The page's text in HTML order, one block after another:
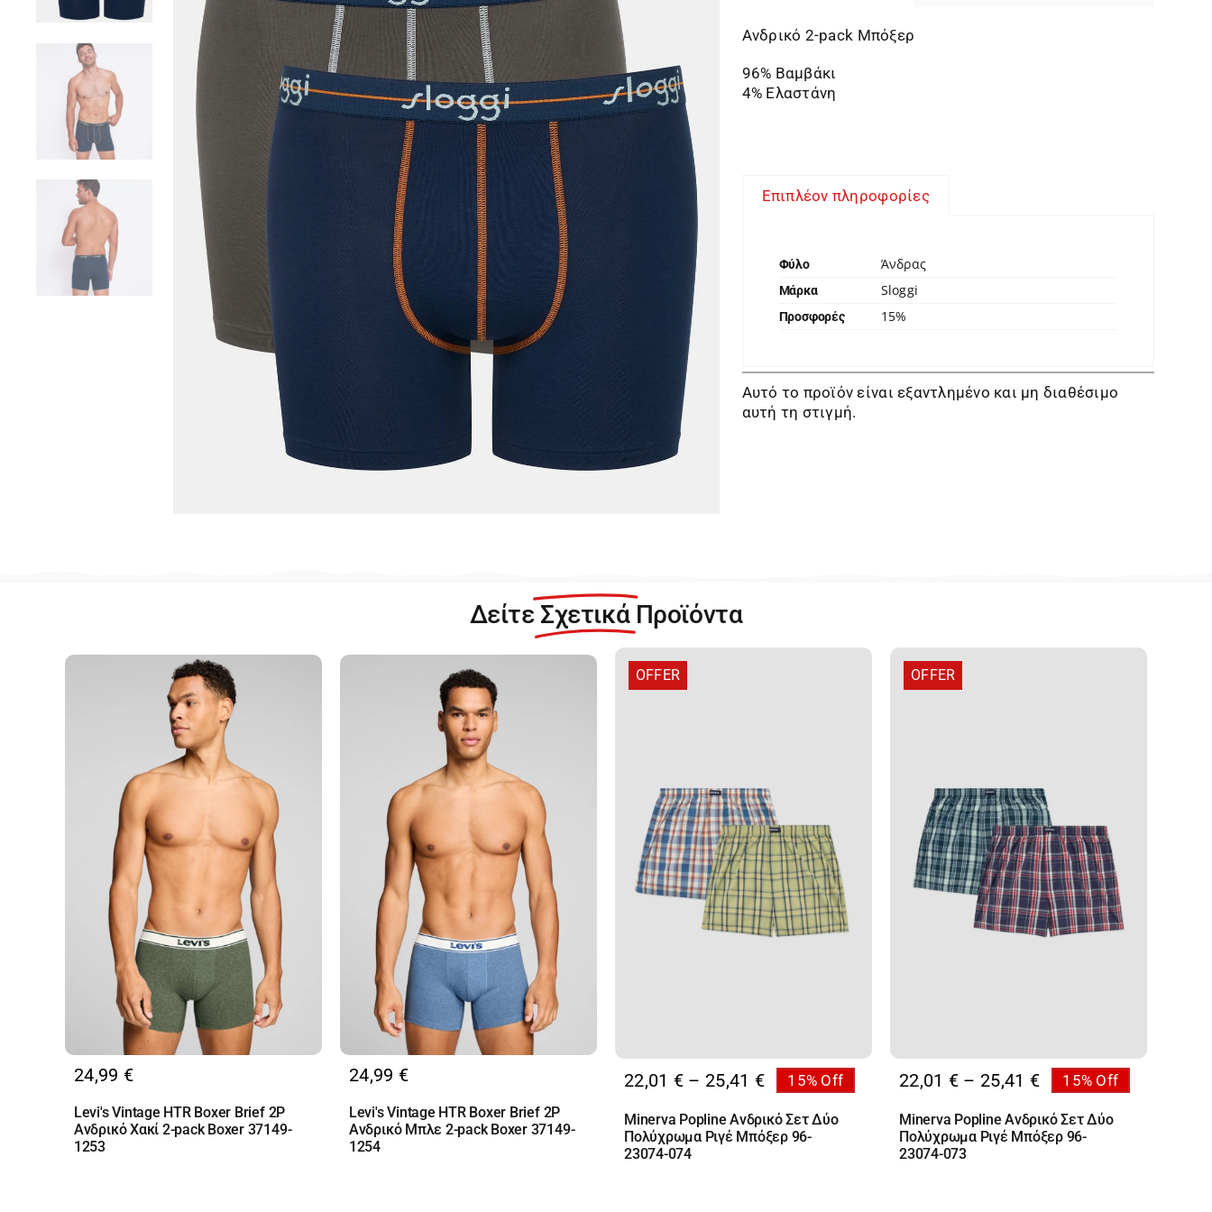
Ανδρικό 2-pack Μπόξερ
96% Βαμβάκι
4% Ελαστάνη
Επιπλέον πληροφορίες
Φύλο Άνδρας
Μάρκα Sloggi
Προσφορές 15%
Αυτό το προϊόν είναι εξαντλημένο και μη διαθέσιμο
αυτή τη στιγμή.
Δείτε Σχετικά Προϊόντα
24,99 €
Levi's Vintage HTR Boxer Brief 2P
Ανδρικό Χακί 2-pack Boxer 37149-
1253
24,99 €
Levi's Vintage HTR Boxer Brief 2P
Ανδρικό Μπλε 2-pack Boxer 37149-
1254
OFFER
22,01 € – 25,41 €Price
22,01 €
through
15% Off
Minerva Popline Ανδρικό Σετ Δύο
Πολύχρωμα Ριγέ Μπόξερ 96-
23074-074
OFFER
22,01 € – 25,41 €Price
22,01 €
through
15% Off
Minerva Popline Ανδρικό Σετ Δύο
Πολύχρωμα Ριγέ Μπόξερ 96-
23074-073